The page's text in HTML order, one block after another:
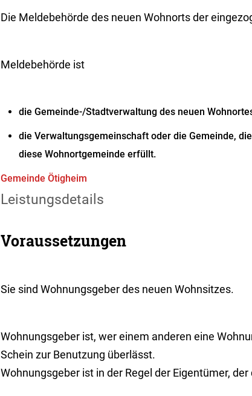
Die Meldebehörde des neuen Wohnorts der
Meldebehörde ist
die Gemeinde-/Stadtverwaltung des neuen
die Verwaltungsgemeinschaft oder die Gemeinde,
diese Wohnortgemeinde erfüllt.
Gemeinde Ötigheim
Leistungsdetails
Voraussetzungen
Sie sind Wohnungsgeber des neuen Wohnsitzes.
Wohnungsgeber ist, wer einem anderen eine
Schein zur Benutzung überlässt.
Wohnungsgeber ist in der Regel der Eigentümer,